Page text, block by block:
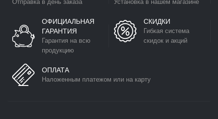
Отправка в день заказа Установка в нашем магазине
ОФИЦИАЛЬНАЯ
ГАРАНТИЯ
Гарантия на всю
продукцию
СКИДКИ
Гибкая система
скидок и акций
ОПЛАТА
Наложенным платежом или на карту